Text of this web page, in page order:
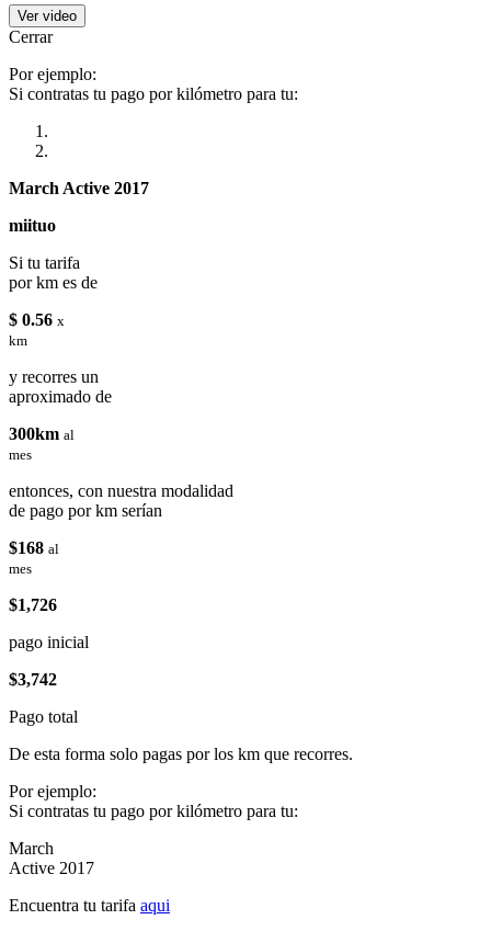
Ver video
Cerrar
Por ejemplo:
Si contratas tu pago por kilómetro para tu:
March Active 2017
miituo
Si tu tarifa
por km es de
$ 0.56 x
km
y recorres un
aproximado de
300km al
mes
entonces, con nuestra modalidad
de pago por km serían
$168 al
mes
$1,726
pago inicial
$3,742
Pago total
De esta forma solo pagas por los km que recorres.
Por ejemplo:
Si contratas tu pago por kilómetro para tu:
March
Active 2017
Encuentra tu tarifa aqui